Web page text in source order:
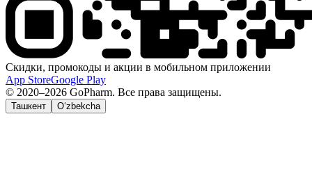
Скидки, промокоды и акции в мобильном приложении
App StoreGoogle Play
© 2020–2026 GoPharm. Все права защищены.
Ташкент O‘zbekcha